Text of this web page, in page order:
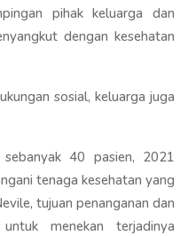
pihak keluarga dan
dengan kesehatan
sosial, keluarga juga
40 pasien, 2021
tenaga kesehatan yang
tujuan penanganan dan
menekan terjadinya